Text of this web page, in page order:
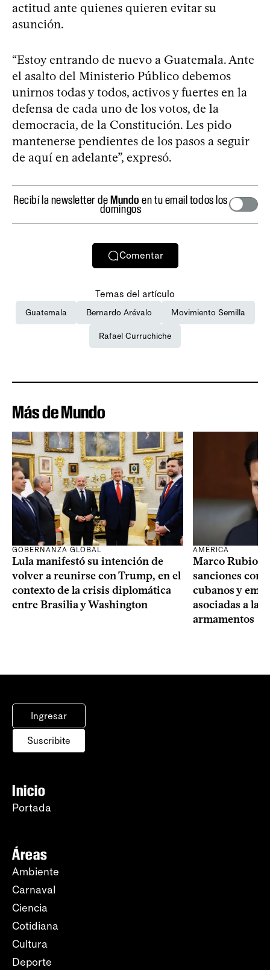
actitud ante quienes quieren evitar su
asunción.
“Estoy entrando de nuevo a Guatemala. Ante
el asalto del Ministerio Público debemos
unirnos todas y todos, activos y fuertes en la
defensa de cada uno de los votos, de la
democracia, de la Constitución. Les pido
mantenerse pendientes de los pasos a seguir
de aquí en adelante”, expresó.
Recibí la newsletter deMundo en tu email todos los
domingos
Comentar
Temas del artículo
Guatemala Bernardo Arévalo Movimiento Semilla
Rafael Curruchiche
Más de Mundo
GOBERNANZA GLOBAL
Lula manifestó su intención de
volver a reunirse con Trump, en el
contexto de la crisis diplomática
entre Brasilia y Washington
AMÉRICA
Marco Rubio
sanciones
cubanos y
asociadas a la
armamentos
Ingresar
Suscribite
Inicio
Portada
Áreas
Ambiente
Carnaval
Ciencia
Cotidiana
Cultura
Deporte